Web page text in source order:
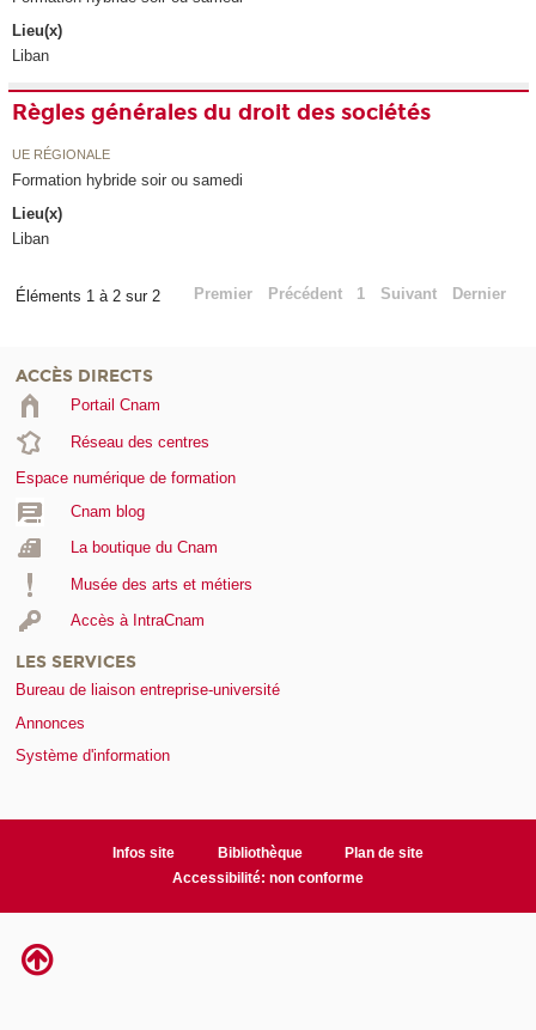
Lieu(x)
Liban
Règles générales du droit des sociétés
UE RÉGIONALE
Formation hybride soir ou samedi
Lieu(x)
Liban
Éléments 1 à 2 sur 2 Premier Précédent 1 Suivant Dernier
ACCÈS DIRECTS
Portail Cnam
Réseau des centres
Espace numérique de formation
Cnam blog
La boutique du Cnam
Musée des arts et métiers
Accès à IntraCnam
LES SERVICES
Bureau de liaison entreprise-université
Annonces
Système d'information
Infos site Bibliothèque
Plan de site
Accessibilité: non conforme